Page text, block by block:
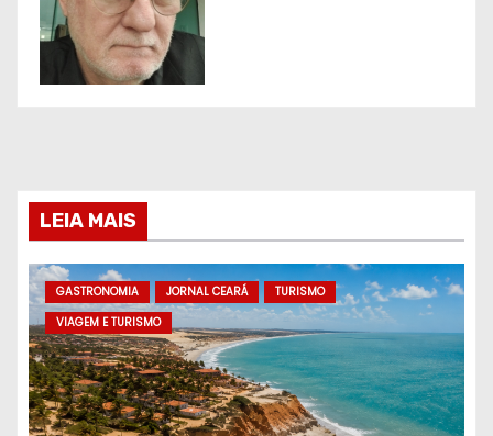
LEIA MAIS
GASTRONOMIA JORNAL CEARÁ
TURISMO
VIAGEM E TURISMO